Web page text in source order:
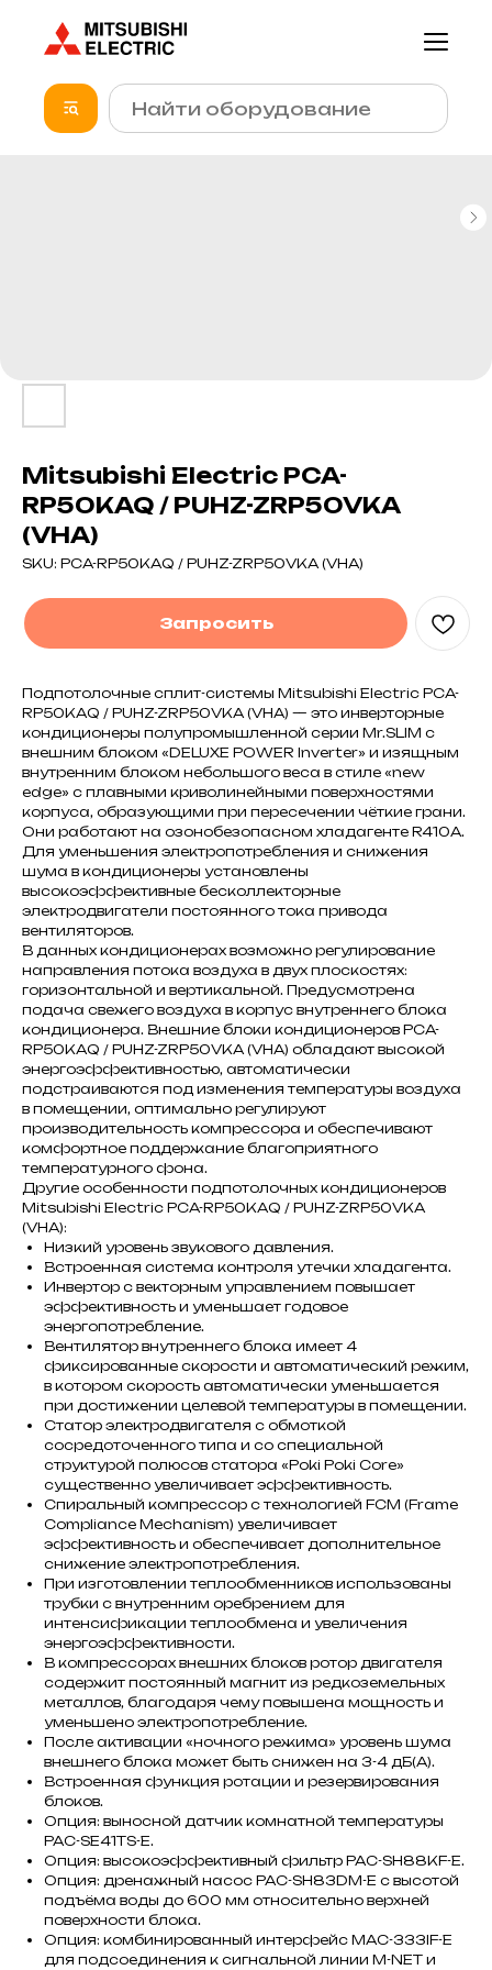
Mitsubishi Electric PCA-
RP50KAQ / PUHZ-ZRP50VKA
(VHA)
SKU: PCA-RP50KAQ / PUHZ-ZRP50VKA (VHA)
Запросить
Подпотолочные сплит-системы Mitsubishi Electric PCA-
RP50KAQ / PUHZ-ZRP50VKA (VHA) — это инверторные
кондиционеры полупромышленной серии Mr.SLIM с
внешним блоком «DELUXE POWER Inverter» и изящным
внутренним блоком небольшого веса в стиле «new
edge» с плавными криволинейными поверхностями
корпуса, образующими при пересечении чёткие грани.
Они работают на озонобезопасном хладагенте R410A.
Для уменьшения электропотребления и снижения
шума в кондиционеры установлены
высокоэффективные бесколлекторные
электродвигатели постоянного тока привода
вентиляторов.
В данных кондиционерах возможно регулирование
направления потока воздуха в двух плоскостях:
горизонтальной и вертикальной. Предусмотрена
подача свежего воздуха в корпус внутреннего блока
кондиционера. Внешние блоки кондиционеров PCA-
RP50KAQ / PUHZ-ZRP50VKA (VHA) обладают высокой
энергоэффективностью, автоматически
подстраиваются под изменения температуры воздуха
в помещении, оптимально регулируют
производительность компрессора и обеспечивают
комфортное поддержание благоприятного
температурного фона.
Другие особенности подпотолочных кондиционеров
Mitsubishi Electric PCA-RP50KAQ / PUHZ-ZRP50VKA
(VHA):
Низкий уровень звукового давления.
Встроенная система контроля утечки хладагента.
Инвертор с векторным управлением повышает
эффективность и уменьшает годовое
энергопотребление.
Вентилятор внутреннего блока имеет 4
фиксированные скорости и автоматический режим,
в котором скорость автоматически уменьшается
при достижении целевой температуры в помещении.
Статор электродвигателя с обмоткой
сосредоточенного типа и со специальной
структурой полюсов статора «Poki Poki Core»
существенно увеличивает эффективность.
Спиральный компрессор с технологией FCM (Frame
Compliance Mechanism) увеличивает
эффективность и обеспечивает дополнительное
снижение электропотребления.
При изготовлении теплообменников использованы
трубки с внутренним оребрением для
интенсификации теплообмена и увеличения
энергоэффективности.
В компрессорах внешних блоков ротор двигателя
содержит постоянный магнит из редкоземельных
металлов, благодаря чему повышена мощность и
уменьшено электропотребление.
После активации «ночного режима» уровень шума
внешнего блока может быть снижен на 3-4 дБ(А).
Встроенная функция ротации и резервирования
блоков.
Опция: выносной датчик комнатной температуры
PAC-SE41TS-E.
Опция: высокоэффективный фильтр PAC-SH88KF-E.
Опция: дренажный насос PAC-SH83DM-E с высотой
подъёма воды до 600 мм относительно верхней
поверхности блока.
Опция: комбинированный интерфейс MAC-333IF-E
для подсоединения к сигнальной линии M-NET и